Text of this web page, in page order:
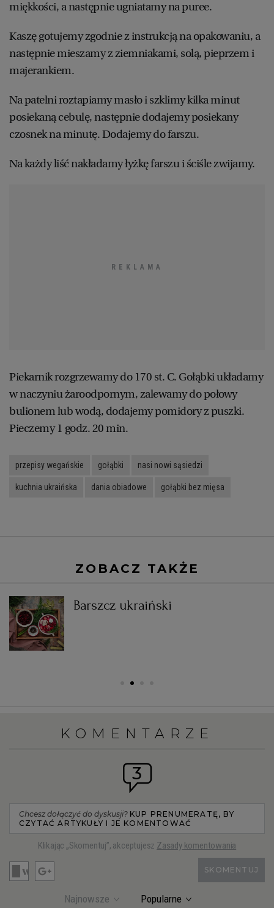
miękkości, a następnie ugniatamy na puree.
Kaszę gotujemy zgodnie z instrukcją na opakowaniu, a
następnie mieszamy z ziemniakami, solą, pieprzem i
majerankiem.
Na patelni roztapiamy masło i szklimy kilka minut
posiekaną cebulę, następnie dodajemy posiekany
czosnek na minutę. Dodajemy do farszu.
Na każdy liść nakładamy łyżkę farszu i ściśle zwijamy.
Piekarnik rozgrzewamy do 170 st. C. Gołąbki układamy
w naczyniu żaroodpornym, zalewamy do połowy
bulionem lub wodą, dodajemy pomidory z puszki.
Pieczemy 1 godz. 20 min.
przepisy wegańskie gołąbki nasi nowi sąsiedzi
kuchnia ukraińska dania obiadowe gołąbki bez mięsa
ZOBACZ TAKŻE
Barszcz ukraiński
KOMENTARZE
3
Chcesz dołączyć do dyskusji? KUP PRENUMERATĘ, BY
CZYTAĆ ARTYKUŁY I JE KOMENTOWAĆ
Klikając „Skomentuj”, akceptujesz Zasady komentowania
SKOMENTUJ
Najnowsze Popularne